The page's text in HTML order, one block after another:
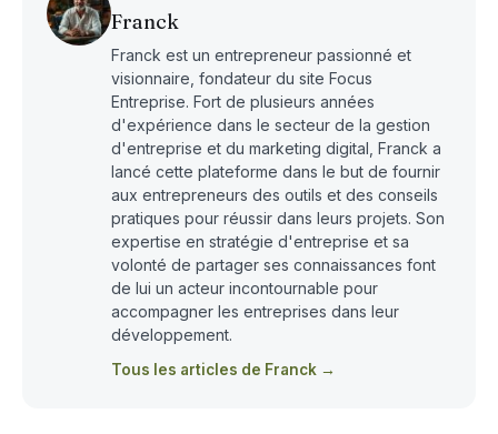
Franck
Franck est un entrepreneur passionné et
visionnaire, fondateur du site Focus
Entreprise. Fort de plusieurs années
d'expérience dans le secteur de la gestion
d'entreprise et du marketing digital, Franck a
lancé cette plateforme dans le but de fournir
aux entrepreneurs des outils et des conseils
pratiques pour réussir dans leurs projets. Son
expertise en stratégie d'entreprise et sa
volonté de partager ses connaissances font
de lui un acteur incontournable pour
accompagner les entreprises dans leur
développement.
Tous les articles de Franck →